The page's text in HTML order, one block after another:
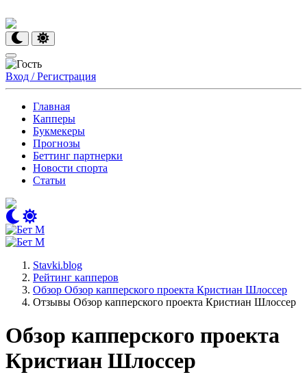
Вход / Регистрация
Главная
Капперы
Букмекеры
Прогнозы
Беттинг партнерки
Новости спорта
Статьи
Stavki.blog
Рейтинг капперов
Обзор Обзор капперского проекта Кристиан Шлоссер
Отзывы Обзор капперского проекта Кристиан Шлоссер
Обзор капперского проекта
Кристиан Шлоссер